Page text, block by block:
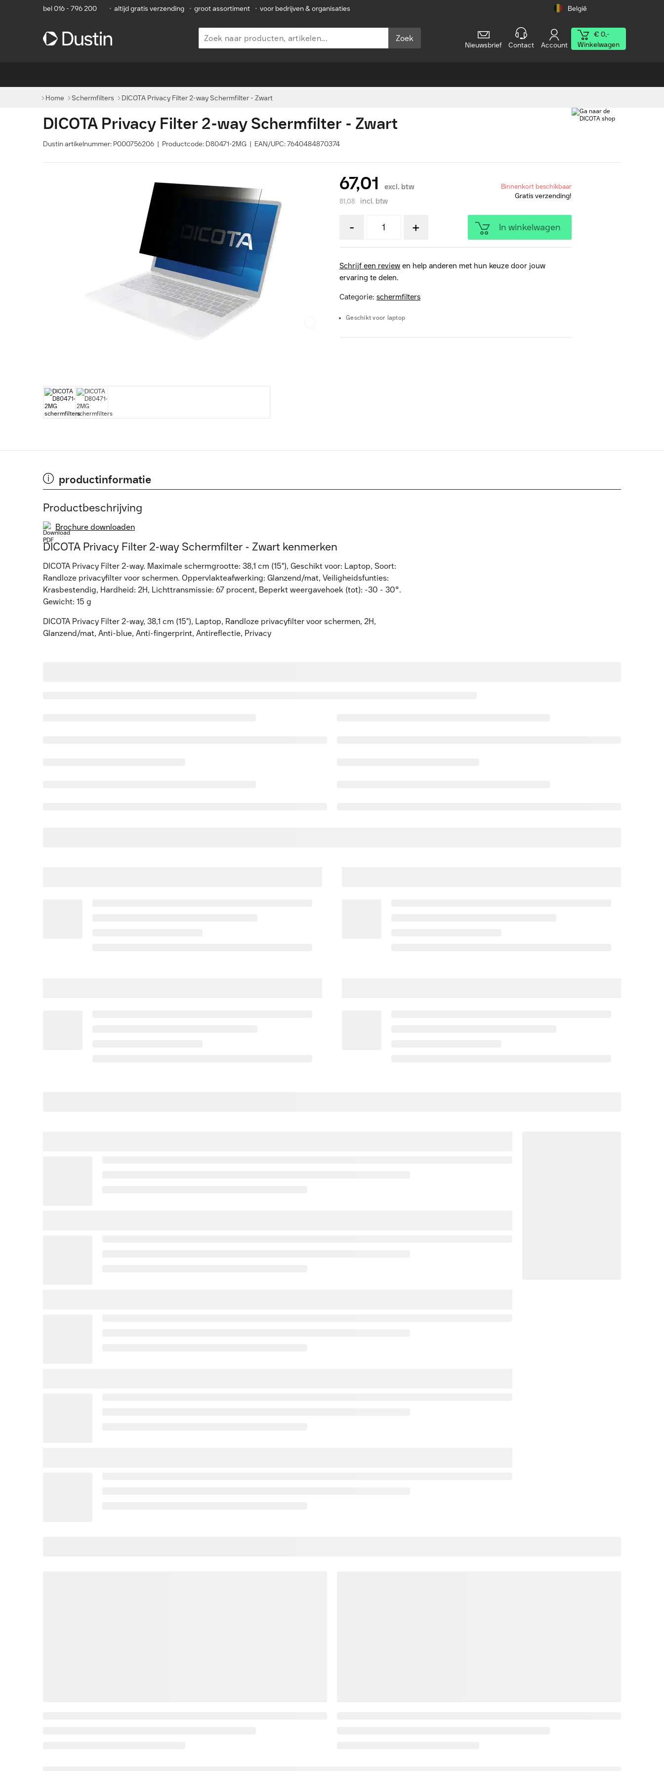
bel 016 - 796 200 • altijd gratis verzending • groot assortiment • voor bedrijven & organisaties België
Zoek
Nieuwsbrief Contact Account
€ 0,-
Winkelwagen
Home Schermfilters DICOTA Privacy Filter 2-way Schermfilter - Zwart
DICOTA Privacy Filter 2-way Schermfilter - Zwart
Dustin artikelnummer: P000756206 | Productcode: D80471-2MG | EAN/UPC: 7640484870374
67,01 excl. btw
81,08 incl. btw
Binnenkort beschikbaar
Gratis verzending!
- + In winkelwagen
Schrijf een review en help anderen met hun keuze door jouw
ervaring te delen.
Categorie: schermfilters
Geschikt voor laptop
productinformatie
Productbeschrijving
Brochure downloaden
DICOTA Privacy Filter 2-way Schermfilter - Zwart kenmerken
DICOTA Privacy Filter 2-way. Maximale schermgrootte: 38,1 cm (15"), Geschikt voor: Laptop, Soort:
Randloze privacyfilter voor schermen. Oppervlakteafwerking: Glanzend/mat, Veiligheidsfunties:
Krasbestendig, Hardheid: 2H, Lichttransmissie: 67 procent, Beperkt weergavehoek (tot): -30 - 30°.
Gewicht: 15 g
DICOTA Privacy Filter 2-way, 38,1 cm (15"), Laptop, Randloze privacyfilter voor schermen, 2H,
Glanzend/mat, Anti-blue, Anti-fingerprint, Antireflectie, Privacy